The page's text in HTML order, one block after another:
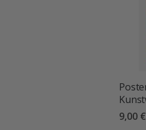
9,00 €